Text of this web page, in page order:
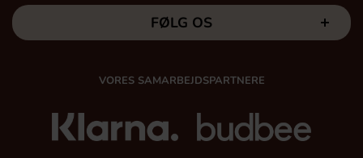
FØLG OS
VORES SAMARBEJDSPARTNERE